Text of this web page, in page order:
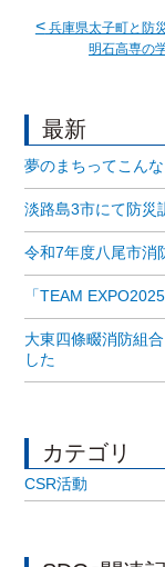
<兵庫県太子町と防
明石高専の
最新
夢のまちってこん
淡路島3市にて防災
令和7年度八尾市消
「TEAM
大東四條畷消防組
した
カテゴリ
CSR活動